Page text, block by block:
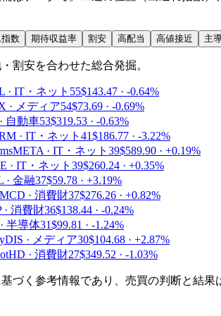
数 期待収益率 割安 高配当 高値接近 主
割安を合わせた総合発掘。
· IT・ネット 55$143.47 · -0.64%
· メディア54$73.69 · -0.69%
· 自動車53$319.53 · -0.63%
· IT・ネット 41$186.77 · -3.22%
META · IT・ネット 39$589.90 · +0.19%
· IT・ネット 39$260.24 · +0.35%
· 金融37$59.78 · +3.19%
MCD · 消費財37$276.26 · +0.82%
· 消費財36$138.44 · -0.24%
· 半導体31$99.81 · -1.24%
DIS · メディア30$104.68 · +2.87%
HD · 消費財27$349.52 · -1.03%
づく参考情報であり、売買の判断と結果